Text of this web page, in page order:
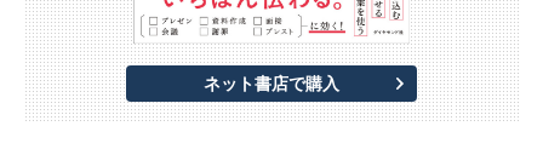
ネット書店で購入